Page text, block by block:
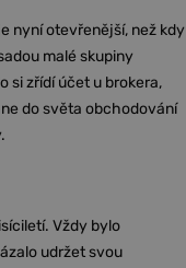
nyní otevřenější, než kdy
malé skupiny
si zřídí účet u brokera,
do světa obchodování
Vždy bylo
udržet svou